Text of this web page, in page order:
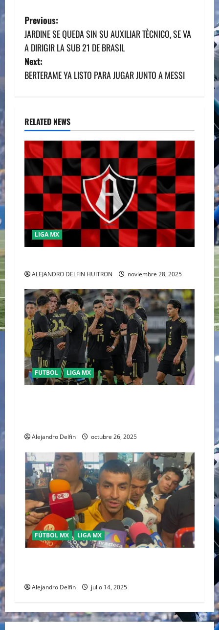
P
o
s
t
a
v
i
g
a
t
i
o
n
Previous:
JARDINE SE QUEDA SIN SU AUXILIAR TÈCNICO, SE VA
A DIRIGIR LA SUB 21 DE BRASIL
Next:
BERTERAME YA LISTO PARA JUGAR JUNTO A MESSI
RELATED NEWS
LIGA MX
ALEJANDRO DELFIN HUITRON noviembre 28, 2025
FUTBOL LIGA MX
Alejandro Delfin octubre 26, 2025
FÚTBOL MX LIGA MX
Alejandro Delfin julio 14, 2025